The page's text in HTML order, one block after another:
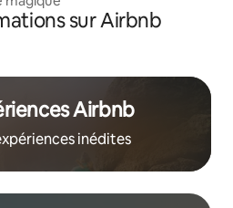
sur Airbnb
Airbnb
inédites